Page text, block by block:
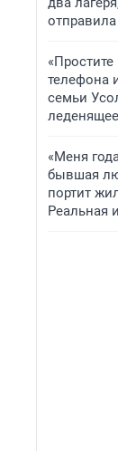
телефона
семьи
«Меня
бывшая
портит
Реальная